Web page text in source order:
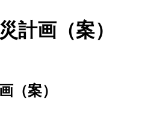
計画（案）
（案）